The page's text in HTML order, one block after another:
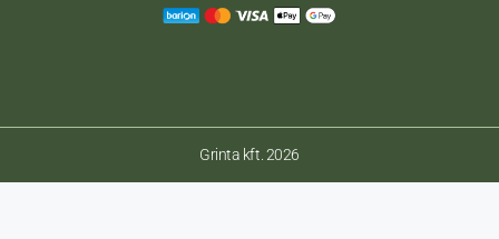
Grinta kft. 2026